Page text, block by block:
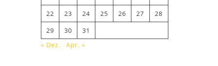
22
23 24 25 26 27
28
29
30
31
« Dez.
Apr. »